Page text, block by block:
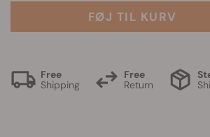
FØJ TIL KURV
Free
Shipping
Free
Return